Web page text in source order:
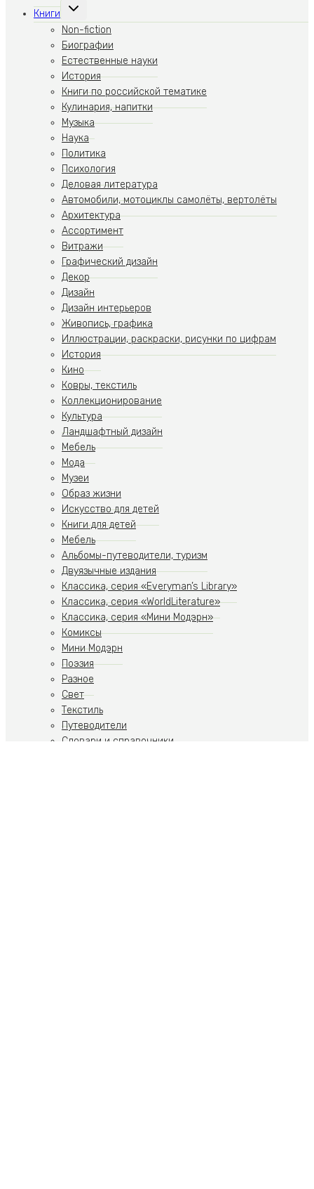
Книги
Переключить
меню
Non-fiction
Биографии
Естественные науки
История
Книги по российской тематике
Кулинария, напитки
Музыка
Наука
Политика
Психология
Деловая литература
Автомобили, мотоциклы самолёты, вертолёты
Архитектура
Ассортимент
Витражи
Графический дизайн
Декор
Дизайн
Дизайн интерьеров
Живопись, графика
Иллюстрации, раскраски, рисунки по цифрам
История
Кино
Ковры, текстиль
Коллекционирование
Культура
Ландшафтный дизайн
Мебель
Мода
Музеи
Образ жизни
Искусство для детей
Книги для детей
Мебель
Альбомы-путеводители, туризм
Двуязычные издания
Классика, серия «Everyman’s Library»
Классика, серия «WorldLiterature»
Классика, серия «Мини Модэрн»
Комиксы
Мини Модэрн
Поэзия
Разное
Свет
Текстиль
Путеводители
Словари и справочники